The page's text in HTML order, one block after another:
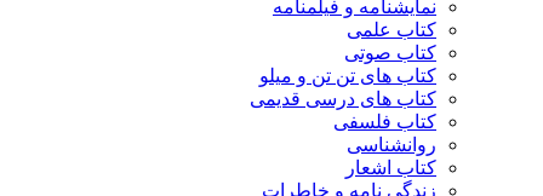
نمایشنامه و فیلمنامه
کتاب علمی
کتاب صوتی
کتاب های تن تن و میلو
کتاب های درسی قدیمی
کتاب فلسفی
روانشناسی
کتاب اشعار
زندگی نامه و خاطرات